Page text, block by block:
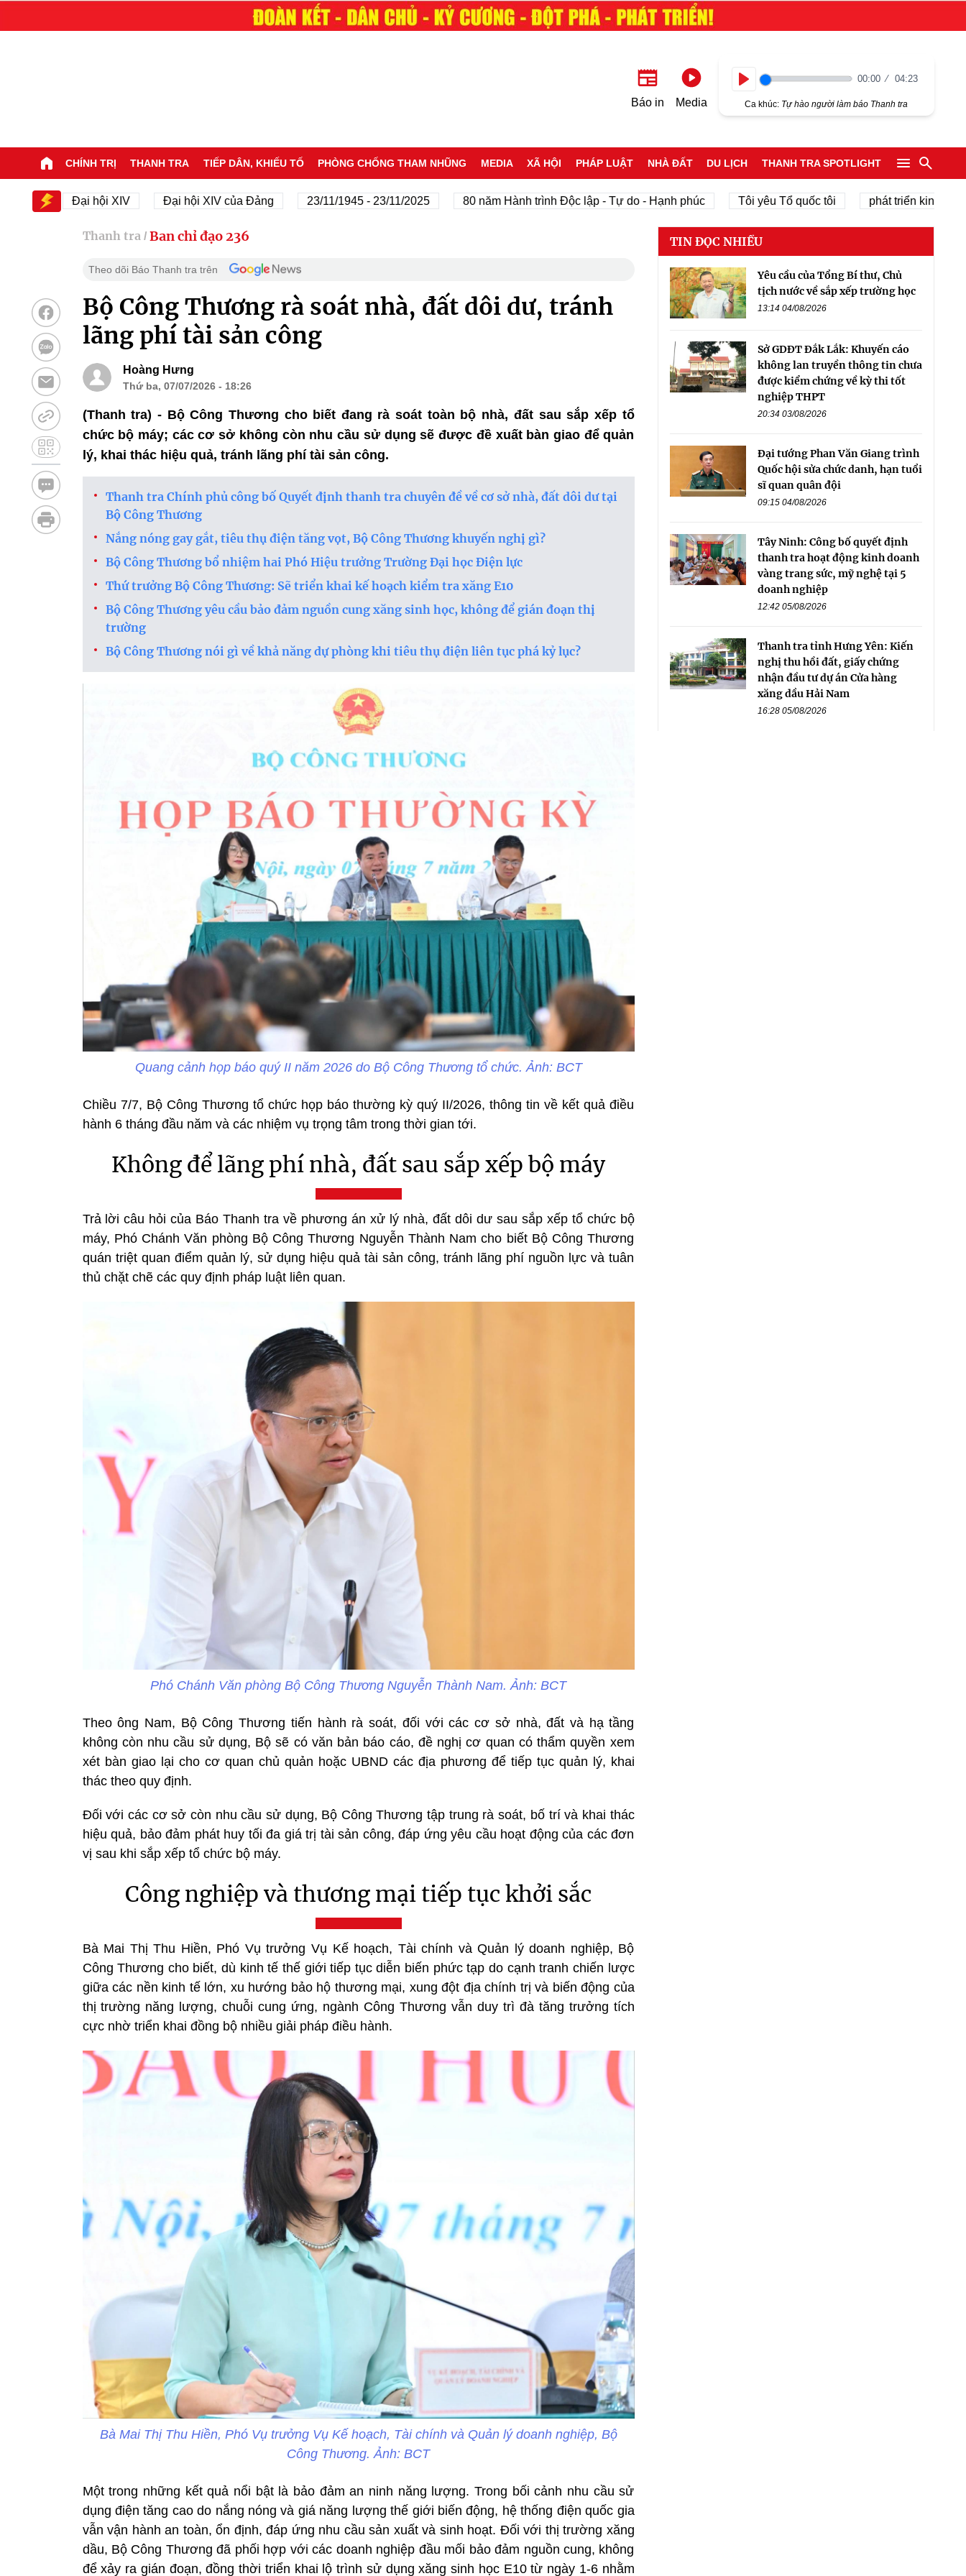
Báo in Media
00:00 04:23
Ca khúc: Tự hào người làm báo Thanh tra
CHÍNH TRỊ THANH TRA TIẾP DÂN, KHIẾU TỐ PHÒNG CHỐNG THAM NHŨNG MEDIA XÃ HỘI PHÁP LUẬT NHÀ ĐẤT DU LỊCH THANH TRA SPOTLIGHT
Đại hội XIV Đại hội XIV của Đảng 23/11/1945 - 23/11/2025 80 năm Hành trình Độc lập - Tự do - Hạnh phúc Tôi yêu Tổ quốc tôi phát triển kinh tế tư
Thanh tra / Ban chỉ đạo 236
Theo dõi Báo Thanh tra trên
Bộ Công Thương rà soát nhà, đất dôi dư, tránh
lãng phí tài sản công
Hoàng Hưng
Thứ ba, 07/07/2026 - 18:26
(Thanh tra) - Bộ Công Thương cho biết đang rà soát toàn bộ nhà, đất sau sắp xếp tổ
chức bộ máy; các cơ sở không còn nhu cầu sử dụng sẽ được đề xuất bàn giao để quản
lý, khai thác hiệu quả, tránh lãng phí tài sản công.
Thanh tra Chính phủ công bố Quyết định thanh tra chuyên đề về cơ sở nhà, đất dôi dư tại
Bộ Công Thương
Nắng nóng gay gắt, tiêu thụ điện tăng vọt, Bộ Công Thương khuyến nghị gì?
Bộ Công Thương bổ nhiệm hai Phó Hiệu trưởng Trường Đại học Điện lực
Thứ trưởng Bộ Công Thương: Sẽ triển khai kế hoạch kiểm tra xăng E10
Bộ Công Thương yêu cầu bảo đảm nguồn cung xăng sinh học, không để gián đoạn thị
trường
Bộ Công Thương nói gì về khả năng dự phòng khi tiêu thụ điện liên tục phá kỷ lục?
Quang cảnh họp báo quý II năm 2026 do Bộ Công Thương tổ chức. Ảnh: BCT
Chiều 7/7, Bộ Công Thương tổ chức họp báo thường kỳ quý II/2026, thông tin về kết quả điều
hành 6 tháng đầu năm và các nhiệm vụ trọng tâm trong thời gian tới.
Không để lãng phí nhà, đất sau sắp xếp bộ máy
Trả lời câu hỏi của Báo Thanh tra về phương án xử lý nhà, đất dôi dư sau sắp xếp tổ chức bộ
máy, Phó Chánh Văn phòng Bộ Công Thương Nguyễn Thành Nam cho biết Bộ Công Thương
quán triệt quan điểm quản lý, sử dụng hiệu quả tài sản công, tránh lãng phí nguồn lực và tuân
thủ chặt chẽ các quy định pháp luật liên quan.
Phó Chánh Văn phòng Bộ Công Thương Nguyễn Thành Nam. Ảnh: BCT
Theo ông Nam, Bộ Công Thương tiến hành rà soát, đối với các cơ sở nhà, đất và hạ tầng
không còn nhu cầu sử dụng, Bộ sẽ có văn bản báo cáo, đề nghị cơ quan có thẩm quyền xem
xét bàn giao lại cho cơ quan chủ quản hoặc UBND các địa phương để tiếp tục quản lý, khai
thác theo quy định.
Đối với các cơ sở còn nhu cầu sử dụng, Bộ Công Thương tập trung rà soát, bố trí và khai thác
hiệu quả, bảo đảm phát huy tối đa giá trị tài sản công, đáp ứng yêu cầu hoạt động của các đơn
vị sau khi sắp xếp tổ chức bộ máy.
Công nghiệp và thương mại tiếp tục khởi sắc
Bà Mai Thị Thu Hiền, Phó Vụ trưởng Vụ Kế hoạch, Tài chính và Quản lý doanh nghiệp, Bộ
Công Thương cho biết, dù kinh tế thế giới tiếp tục diễn biến phức tạp do cạnh tranh chiến lược
giữa các nền kinh tế lớn, xu hướng bảo hộ thương mại, xung đột địa chính trị và biến động của
thị trường năng lượng, chuỗi cung ứng, ngành Công Thương vẫn duy trì đà tăng trưởng tích
cực nhờ triển khai đồng bộ nhiều giải pháp điều hành.
Bà Mai Thị Thu Hiền, Phó Vụ trưởng Vụ Kế hoạch, Tài chính và Quản lý doanh nghiệp, Bộ
Công Thương. Ảnh: BCT
Một trong những kết quả nổi bật là bảo đảm an ninh năng lượng. Trong bối cảnh nhu cầu sử
dụng điện tăng cao do nắng nóng và giá năng lượng thế giới biến động, hệ thống điện quốc gia
vẫn vận hành an toàn, ổn định, đáp ứng nhu cầu sản xuất và sinh hoạt. Đối với thị trường xăng
dầu, Bộ Công Thương đã phối hợp với các doanh nghiệp đầu mối bảo đảm nguồn cung, không
để xảy ra gián đoạn, đồng thời triển khai lộ trình sử dụng xăng sinh học E10 từ ngày 1-6 nhằm
TIN ĐỌC NHIỀU
Yêu cầu của Tổng Bí thư, Chủ
tịch nước về sắp xếp trường học
13:14 04/08/2026
Sở GDĐT Đắk Lắk: Khuyến cáo
không lan truyền thông tin chưa
được kiểm chứng về kỳ thi tốt
nghiệp THPT
20:34 03/08/2026
Đại tướng Phan Văn Giang trình
Quốc hội sửa chức danh, hạn tuổi
sĩ quan quân đội
09:15 04/08/2026
Tây Ninh: Công bố quyết định
thanh tra hoạt động kinh doanh
vàng trang sức, mỹ nghệ tại 5
doanh nghiệp
12:42 05/08/2026
Thanh tra tỉnh Hưng Yên: Kiến
nghị thu hồi đất, giấy chứng
nhận đầu tư dự án Cửa hàng
xăng dầu Hải Nam
16:28 05/08/2026